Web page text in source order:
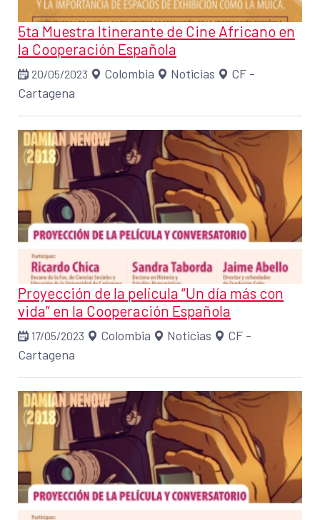
5ta Muestra Itinerante de Cine Africano en
la Cooperación Española
20/05/2023 Colombia Noticias
CF -
Cartagena
Proyección de la película “Un día más con
vida” en la Cooperación Española
17/05/2023 Colombia Noticias
CF -
Cartagena